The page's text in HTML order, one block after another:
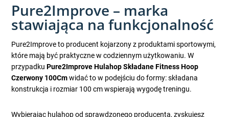
Pure2Improve – marka
stawiająca na funkcjonalność
Pure2Improve to producent kojarzony z produktami sportowymi,
które mają być praktyczne w codziennym użytkowaniu. W
przypadkuPure2Improve Hulahop Składane Fitness Hoop
Czerwony 100Cmwidać to w podejściu do formy: składana
konstrukcja i rozmiar 100 cm wspierają wygodę treningu.
Wybierając hulahop od sprawdzonego producenta, zyskujesz